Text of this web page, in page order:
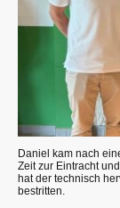
Daniel kam nach
Zeit zur Eintracht
hat der technisch
bestritten.